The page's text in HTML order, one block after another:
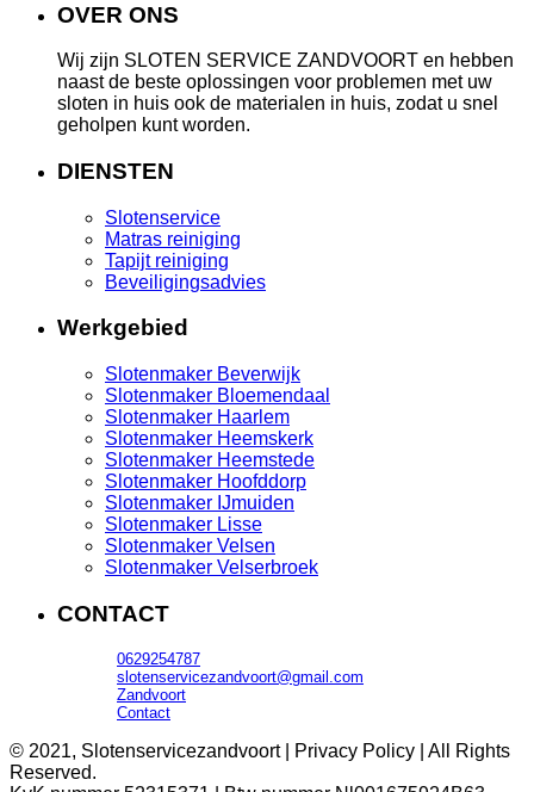
OVER ONS
Wij zijn SLOTEN SERVICE ZANDVOORT en hebben
naast de beste oplossingen voor problemen met uw
sloten in huis ook de materialen in huis, zodat u snel
geholpen kunt worden.
DIENSTEN
Slotenservice
Matras reiniging
Tapijt reiniging
Beveiligingsadvies
Werkgebied
Slotenmaker Beverwijk
Slotenmaker Bloemendaal
Slotenmaker Haarlem
Slotenmaker Heemskerk
Slotenmaker Heemstede
Slotenmaker Hoofddorp
Slotenmaker IJmuiden
Slotenmaker Lisse
Slotenmaker Velsen
Slotenmaker Velserbroek
CONTACT
0629254787
slotenservicezandvoort@gmail.com
Zandvoort
Contact
© 2021, Slotenservicezandvoort | Privacy Policy | All Rights
Reserved.